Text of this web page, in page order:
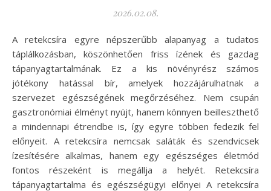
2026.02.08.
A retekcsíra egyre népszerűbb alapanyag a tudatos
táplálkozásban, köszönhetően friss ízének és gazdag
tápanyagtartalmának. Ez a kis növényrész számos
jótékony hatással bír, amelyek hozzájárulhatnak a
szervezet egészségének megőrzéséhez. Nem csupán
gasztronómiai élményt nyújt, hanem könnyen beilleszthető
a mindennapi étrendbe is, így egyre többen fedezik fel
előnyeit. A retekcsíra nemcsak saláták és szendvicsek
ízesítésére alkalmas, hanem egy egészséges életmód
fontos részeként is megállja a helyét. Retekcsíra
tápanyagtartalma és egészségügyi előnyei A retekcsíra